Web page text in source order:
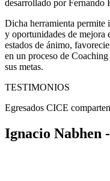
desarrollado por Fernando
Dicha herramienta permite
y oportunidades de mejora
estados de ánimo,
en un proceso de
sus metas.
TESTIMONIOS
Egresados CICE
Ignacio Nabhen